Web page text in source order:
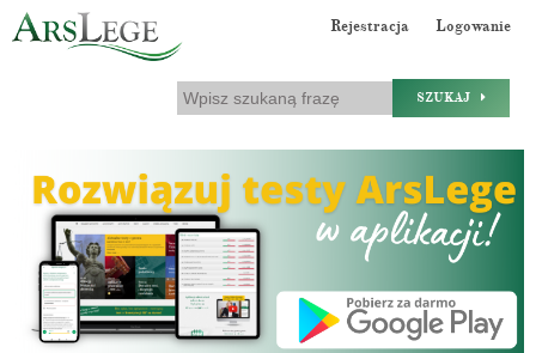
Rejestracja Logowanie
SZUKAJ